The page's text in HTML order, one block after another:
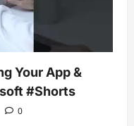
Your App &
#Shorts
0